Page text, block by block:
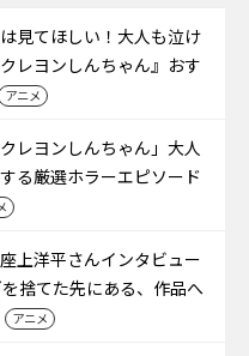
見てほしい！大人も泣け
レヨンしんちゃん』おす
アニメ
レヨンしんちゃん」大人
る厳選ホラーエピソード
上洋平さんインタビュー
捨てた先にある、作品へ
アニメ